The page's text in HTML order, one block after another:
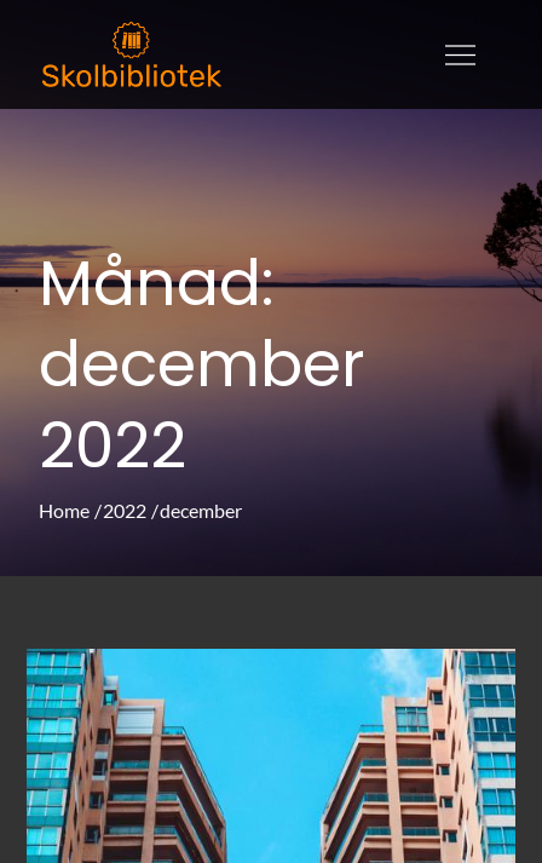
content
skolbibliotek.se
skolbibliotek.se – allt om litteratur,
utbildningar och böcker
Månad:
december
2022
Home 2022 december